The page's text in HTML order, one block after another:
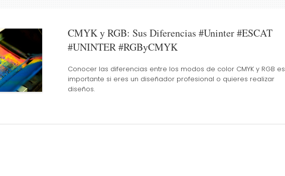
CMYK y RGB: Sus Diferencias #Uninter #ESCAT
#UNINTER #RGByCMYK
Conocer las diferencias entre los modos de color CMYK y RGB es
importante si eres un diseñador profesional o quieres realizar
diseños.